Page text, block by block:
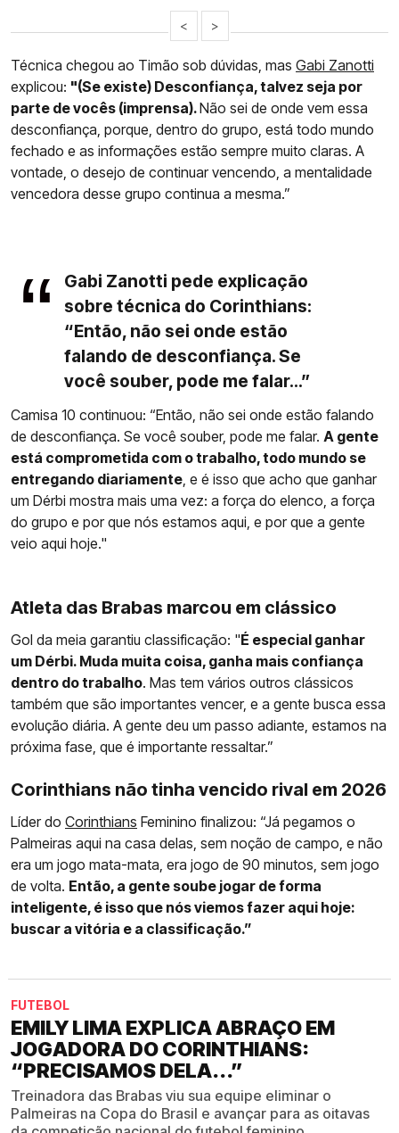
< >
Técnica chegou ao Timão sob dúvidas, mas Gabi Zanotti
explicou: "(Se existe) Desconfiança, talvez seja por
parte de vocês (imprensa).Não sei de onde vem essa
desconfiança, porque, dentro do grupo, está todo mundo
fechado e as informações estão sempre muito claras. A
vontade, o desejo de continuar vencendo, a mentalidade
vencedora desse grupo continua a mesma.”
Gabi Zanotti pede explicação
sobre técnica do Corinthians:
“Então, não sei onde estão
falando de desconfiança. Se
você souber, pode me falar...”
Camisa 10 continuou: “Então, não sei onde estão falando
de desconfiança. Se você souber, pode me falar. A gente
está comprometida com o trabalho, todo mundo se
entregando diariamente, e é isso que acho que ganhar
um Dérbi mostra mais uma vez: a força do elenco, a força
do grupo e por que nós estamos aqui, e por que a gente
veio aqui hoje."
Atleta das Brabas marcou em clássico
Gol da meia garantiu classificação: "É especial ganhar
um Dérbi. Muda muita coisa, ganha mais confiança
dentro do trabalho. Mas tem vários outros clássicos
também que são importantes vencer, e a gente busca essa
evolução diária. A gente deu um passo adiante, estamos na
próxima fase, que é importante ressaltar.”
Corinthians não tinha vencido rival em 2026
Líder do Corinthians Feminino finalizou: “Já pegamos o
Palmeiras aqui na casa delas, sem noção de campo, e não
era um jogo mata-mata, era jogo de 90 minutos, sem jogo
de volta. Então, a gente soube jogar de forma
inteligente, é isso que nós viemos fazer aqui hoje:
buscar a vitória e a classificação.”
FUTEBOL
EMILY LIMA EXPLICA ABRAÇO EM
JOGADORA DO CORINTHIANS:
“PRECISAMOS DELA...”
Treinadora das Brabas viu sua equipe eliminar o
Palmeiras na Copa do Brasil e avançar para as oitavas